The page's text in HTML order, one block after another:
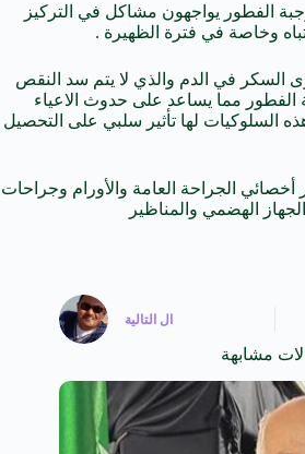
وجبة الفطور يواجهون مشاكل في التركيز
وخاصة في فترة الظهيرة .
في الدم والذي لا يتم سد النقص
مما يساعد على حدوث الاعياء
السلوكيات لها تأثير سلبي على التحصيل
أخصائي الجراحة العامة والأورام وجراحات
الهضمي والمناظير
ال التالية
مشابهة